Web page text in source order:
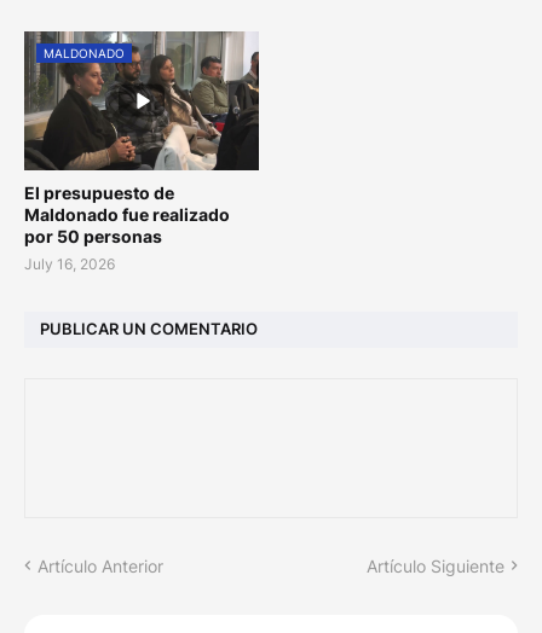
MALDONADO
El presupuesto de
Maldonado fue realizado
por 50 personas
July 16, 2026
PUBLICAR UN COMENTARIO
Artículo Anterior Artículo Siguiente